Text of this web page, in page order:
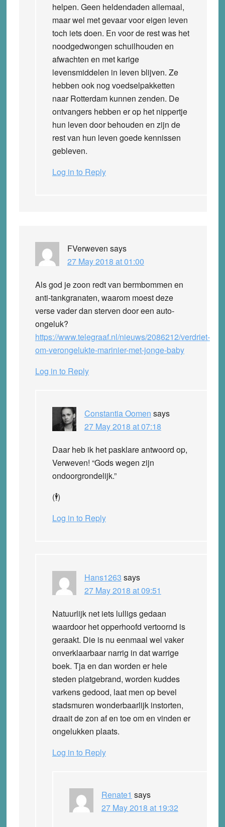
helpen. Geen heldendaden allemaal,
maar wel met gevaar voor eigen leven
toch iets doen. En voor de rest was het
noodgedwongen schuilhouden en
afwachten en met karige
levensmiddelen in leven blijven. Ze
hebben ook nog voedselpakketten
naar Rotterdam kunnen zenden. De
ontvangers hebben er op het nippertje
hun leven door behouden en zijn de
rest van hun leven goede kennissen
gebleven.
Log in to Reply
FVerweven says
27 May 2018 at 01:00
Als god je zoon redt van bermbommen en
anti-tankgranaten, waarom moest deze
verse vader dan sterven door een auto-
ongeluk?
https://www.telegraaf.nl/nieuws/2086212/verdriet-
om-verongelukte-marinier-met-jonge-baby
Log in to Reply
Constantia Oomen says
27 May 2018 at 07:18
Daar heb ik het pasklare antwoord op,
Verweven! “Gods wegen zijn
ondoorgrondelijk.”
(🕴️)
Log in to Reply
Hans1263 says
27 May 2018 at 09:51
Natuurlijk net iets lulligs gedaan
waardoor het opperhoofd vertoornd is
geraakt. Die is nu eenmaal wel vaker
onverklaarbaar narrig in dat warrige
boek. Tja en dan worden er hele
steden platgebrand, worden kuddes
varkens gedood, laat men op bevel
stadsmuren wonderbaarlijk instorten,
draait de zon af en toe om en vinden er
ongelukken plaats.
Log in to Reply
Renate1 says
27 May 2018 at 19:32